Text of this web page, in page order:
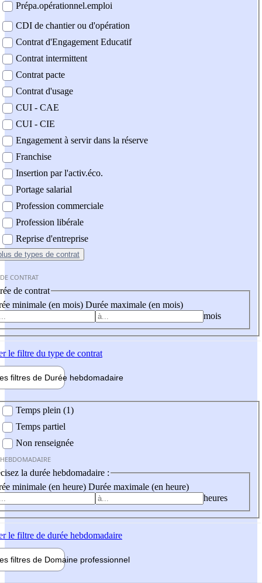
Prépa.opérationnel.emploi
CDI de chantier ou d'opération
Contrat d'Engagement Educatif
Contrat intermittent
Contrat pacte
Contrat d'usage
CUI - CAE
CUI - CIE
Engagement à servir dans la réserve
Franchise
Insertion par l'activ.éco.
Portage salarial
Profession commerciale
Profession libérale
Reprise d'entreprise
de types de contrat
CONTRAT
de contrat
minimale (en mois) Durée maximale (en mois)
mois
le filtre du type de contrat
filtres de Durée hebdomadaire
Temps plein (1)
Temps partiel
Non renseignée
la durée hebdomadaire :
minimale (en heure) Durée maximale (en heure)
heures
le filtre de durée hebdomadaire
filtres de Domaine professionnel